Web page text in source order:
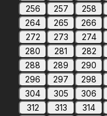
256
257 258
264
265 266
272
273 274
280
281 282
288
289 290
296
297 298
304
305 306
312
313 314